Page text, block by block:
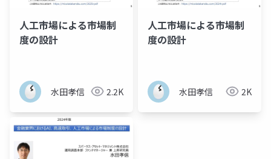
人工市場による市場制
度の設計
水田孝信 2.2K
人工市場による市場制
度の設計
水田孝信 2K